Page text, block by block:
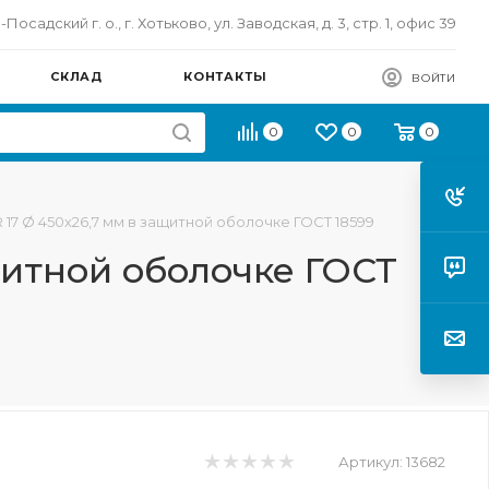
г. о., г. Хотьково, ул. Заводская, д. 3, стр. 1, офис 39
СКЛАД КОНТАКТЫ ВОЙТИ
0 0 0
Ø 450х26,7 мм в защитной оболочке ГОСТ 18599
оболочке ГОСТ
Артикул: 13682